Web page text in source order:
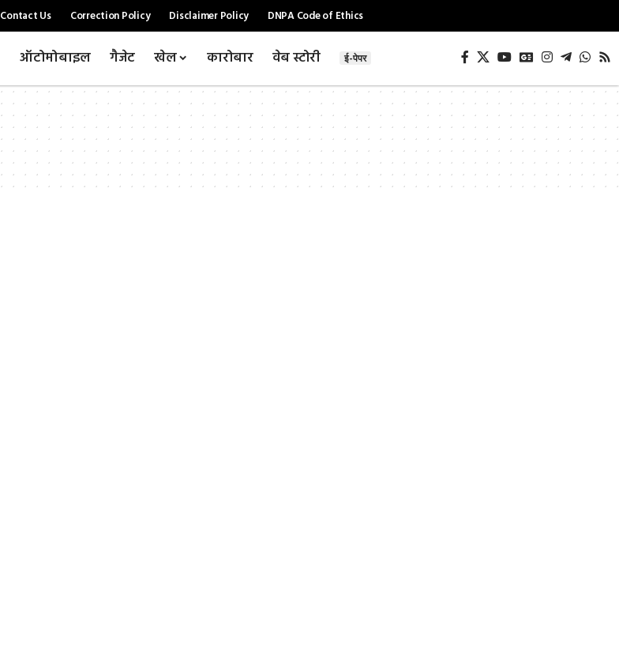
Contact Us Correction Policy Disclaimer Policy DNPA Code of Ethics
ऑटोमोबाइल गैजेट खेल कारोबार वेब स्टोरी ई-पेपर